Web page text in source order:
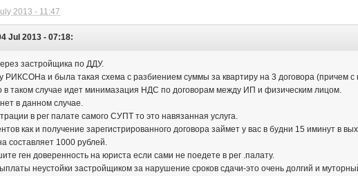
2013 - 11:47
Jul 2013 - 07:18:
застройщика по ДДУ.
у РИКСОНа и была такая схема с разбиением суммы за квартиру на 3 договора (причем
в таком случае идет минимазация НДС по договорам между ИП и физическим лицом.
в данном случае.
в рег палате самого СУПТ то это навязанная услуга.
как и получение зарегистрированного договора займет у вас в будни 15 иминут в
составляет 1000 рублей.
ген доверенность на юриста если сами не поедете в рег .палату.
неустойки застройщиком за нарушение сроков сдачи-это очень долгий и